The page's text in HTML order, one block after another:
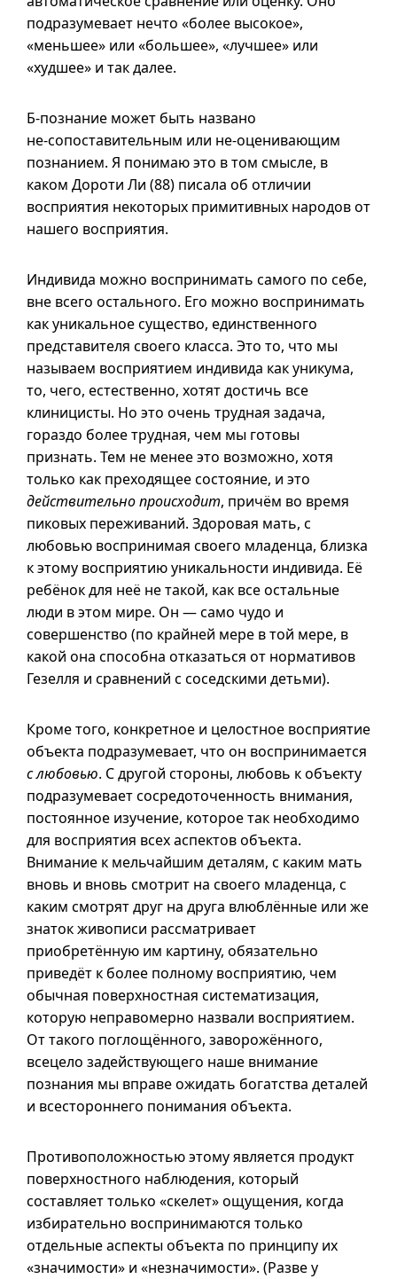
подразумевает нечто «более высокое»,
«меньшее» или «большее», «лучшее» или
«худшее» и так далее.
Б-познание может быть названо
не-сопоставительным или не-оценивающим
познанием. Я понимаю это в том смысле, в
каком Дороти Ли (88) писала об отличии
восприятия некоторых примитивных народов от
нашего восприятия.
Индивида можно воспринимать самого по себе,
вне всего остального. Его можно воспринимать
как уникальное существо, единственного
представителя своего класса. Это то, что мы
называем восприятием индивида как уникума,
то, чего, естественно, хотят достичь все
клиницисты. Но это очень трудная задача,
гораздо более трудная, чем мы готовы
признать. Тем не менее это возможно, хотя
только как преходящее состояние, и это
действительно происходит, причём во время
пиковых переживаний. Здоровая мать, с
любовью воспринимая своего младенца, близка
к этому восприятию уникальности индивида. Её
ребёнок для неё не такой, как все остальные
люди в этом мире. Он — само чудо и
совершенство (по крайней мере в той мере, в
какой она способна отказаться от нормативов
Гезелля и сравнений с соседскими детьми).
Кроме того, конкретное и целостное восприятие
объекта подразумевает, что он воспринимается
с любовью. С другой стороны, любовь к объекту
подразумевает сосредоточенность внимания,
постоянное изучение, которое так необходимо
для восприятия всех аспектов объекта.
Внимание к мельчайшим деталям, с каким мать
вновь и вновь смотрит на своего младенца, с
каким смотрят друг на друга влюблённые или же
знаток живописи рассматривает
приобретённую им картину, обязательно
приведёт к более полному восприятию, чем
обычная поверхностная систематизация,
которую неправомерно назвали восприятием.
От такого поглощённого, заворожённого,
всецело задействующего наше внимание
познания мы вправе ожидать богатства деталей
и всестороннего понимания объекта.
Противоположностью этому является продукт
поверхностного наблюдения, который
составляет только «скелет» ощущения, когда
избирательно воспринимаются только
отдельные аспекты объекта по принципу их
«значимости» и «незначимости». (Разве у